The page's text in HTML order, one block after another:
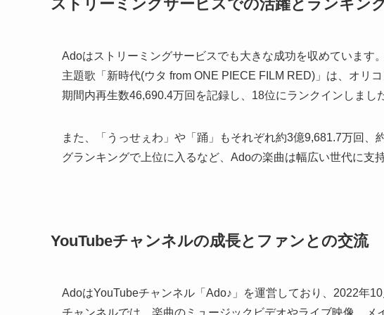
ストリーミングサービスでの活躍とランキン
Adoはストリーミングサービスでも大きな成功を収めています
主題歌「新時代(ウタ from ONE PIECE FILM RED)」は、オリ
期間内再生数46,690.4万回を記録し、18位にランクインしまし
また、「うっせぇわ」や「踊」もそれぞれ約3億9,681.7万回
グランキングで上位に入るなど、Adoの楽曲は幅広い世代に支
YouTubeチャンネルの成長とファンとの交流
AdoはYouTubeチャンネル「Ado♪」を運営しており、2022年
チャンネルでは、楽曲のミュージックビデオやライブ映像、